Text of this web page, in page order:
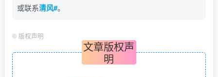
或联系清风#。
© 版权声明
文章版权声
明